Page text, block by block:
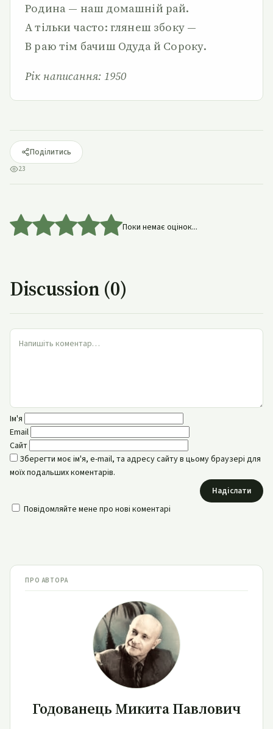
Родина — наш домашній рай.
А тільки часто: глянеш збоку —
В раю тім бачиш Одуда й Сороку.
Рік написання: 1950
Поділитись
23
Поки немає оцінок...
Discussion (0)
Ім'я
Email
Сайт
Зберегти моє ім'я, e-mail, та адресу сайту в цьому браузері для
моїх подальших коментарів.
Надіслати
Повідомляйте мене про нові коментарі
ПРО АВТОРА
Годованець Микита Павлович